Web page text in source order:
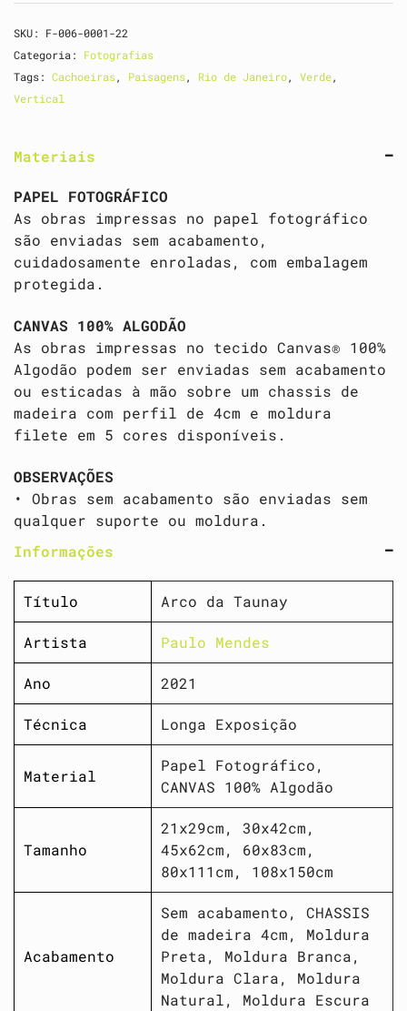
SKU: F-006-0001-22
Categoria: Fotografias
Tags: Cachoeiras, Paisagens, Rio de Janeiro, Verde,
Vertical
Materiais
PAPEL FOTOGRÁFICO
As obras impressas no papel fotográfico
são enviadas sem acabamento,
cuidadosamente enroladas, com embalagem
protegida.
CANVAS 100% ALGODÃO
As obras impressas no tecido Canvas® 100%
Algodão podem ser enviadas sem acabamento
ou esticadas à mão sobre um chassis de
madeira com perfil de 4cm e moldura
filete em 5 cores disponíveis.
OBSERVAÇÕES
• Obras sem acabamento são enviadas sem
qualquer suporte ou moldura.
Informações
Título Arco da Taunay
Artista Paulo Mendes
Ano 2021
Técnica Longa Exposição
Material
Papel Fotográfico,
CANVAS 100% Algodão
Tamanho
21x29cm, 30x42cm,
45x62cm, 60x83cm,
80x111cm, 108x150cm
Acabamento
Sem acabamento, CHASSIS
de madeira 4cm, Moldura
Preta, Moldura Branca,
Moldura Clara, Moldura
Natural, Moldura Escura